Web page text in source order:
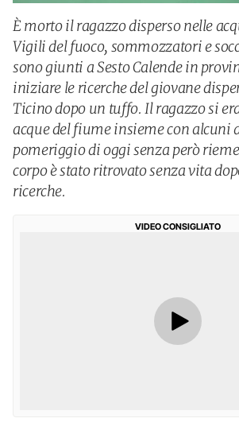
È morto il ragazzo disperso nelle
Vigili del fuoco, sommozzatori e
sono giunti a Sesto Calende in
iniziare le ricerche del giovane
Ticino dopo un tuffo. Il ragazzo si
acque del fiume insieme con alcuni
pomeriggio di oggi senza però
corpo è stato ritrovato senza vita
ricerche.
VIDEO CONSIGLIATO